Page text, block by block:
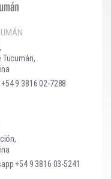
Tucumán,
9 3816 02-7288
+54 9 3816 03-5241